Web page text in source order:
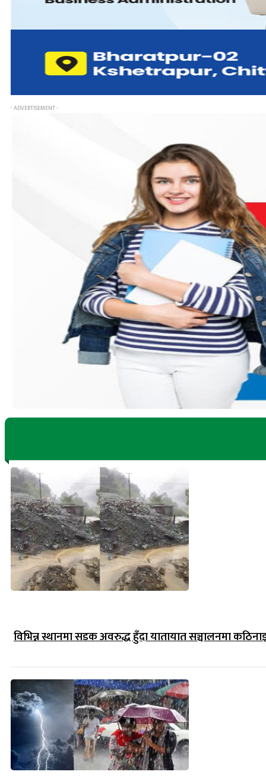
- ADVERTISEMENT -
विभिन्न स्थानमा सडक अवरुद्ध हुँदा यातायात सञ्चालनमा